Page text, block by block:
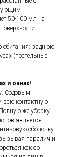
50-100 мл на
обитания: заднюю
(постельные
и окнах!
Содовым
всю контактную
же уборку
является
оболочку
паралич и
как со